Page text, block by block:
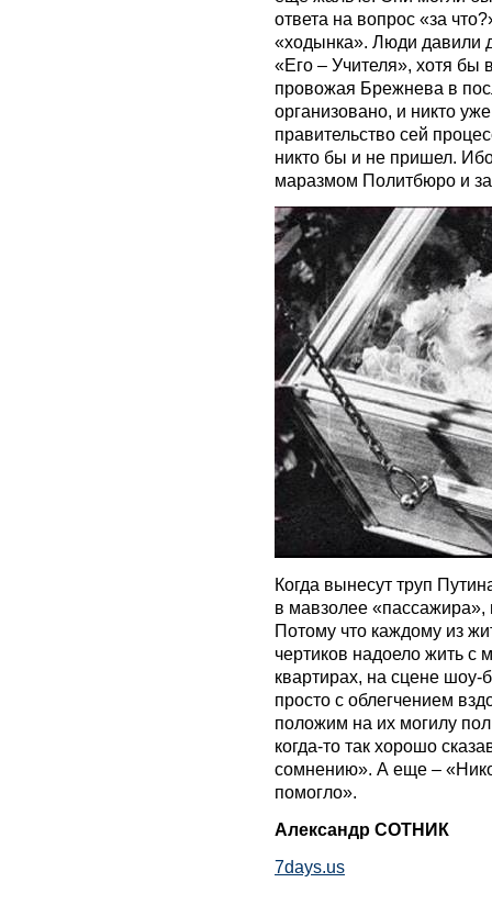
ответа на вопрос «за
«ходынка». Люди давили
«Его – Учителя», хотя бы
провожая Брежнева в
организовано, и никто
правительство сей
никто бы и не пришел.
маразмом Политбюро и
Когда вынесут труп
в мавзолее «пассажира»,
Потому что каждому из
чертиков надоело жить с
квартирах, на сцене шоу-
просто с облегчением
положим на их могилу
когда-то так хорошо
сомнению». А еще –
помогло».
Александр СОТНИК
7days.us